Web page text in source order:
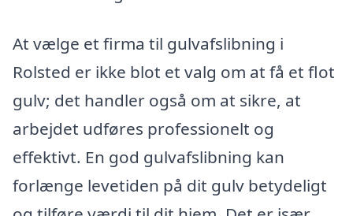
At vælge et firma til gulvafslibning i
Rolsted er ikke blot et valg om at få et flot
gulv; det handler også om at sikre, at
arbejdet udføres professionelt og
effektivt. En god gulvafslibning kan
forlænge levetiden på dit gulv betydeligt